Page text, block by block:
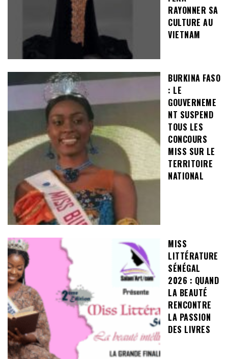
RAYONNER SA
CULTURE AU
VIETNAM
BURKINA FASO
: LE
GOUVERNEME
NT SUSPEND
TOUS LES
CONCOURS
MISS SUR LE
TERRITOIRE
NATIONAL
MISS
LITTÉRATURE
SÉNÉGAL
2026 : QUAND
LA BEAUTÉ
RENCONTRE
LA PASSION
DES LIVRES